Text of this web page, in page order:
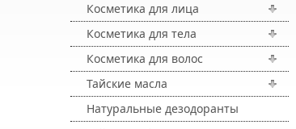
Косметика для лица
Косметика для тела
Косметика для волос
Тайские масла
Натуральные дезодоранты